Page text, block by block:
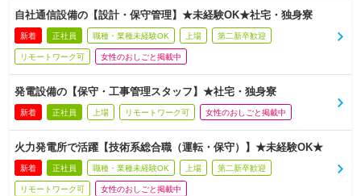
自社通信設備の【設計・保守管理】★未経験OK★社宅・独身寮
新着 正社員 職種・業種未経験OK 上場 第二新卒歓迎
リモートワーク可 女性のおしごと掲載中
発電設備の【保守・工事管理スタッフ】★社宅・独身寮
新着 正社員 上場 リモートワーク可 女性のおしごと掲載中
火力発電所で活躍【技術系総合職（運転・保守）】★未経験OK★
新着 正社員 職種・業種未経験OK 上場 第二新卒歓迎
リモートワーク可 女性のおしごと掲載中